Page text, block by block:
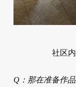
社区
Q：那在准备作